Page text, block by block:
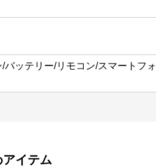
ッテリー/リモコン/スマートフォ
イテム